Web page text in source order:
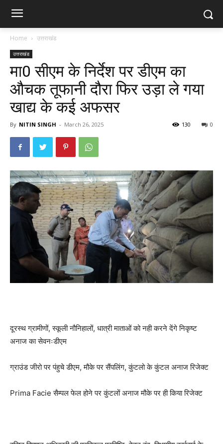
Home उत्तराखंड
उत्तराखंड
मा0 सीएम के निर्देश पर डीएम का
औचक तूफानी दौरा फिर उड़ा ले गया
खाद्य के कई अफसर
By NITIN SINGH - March 26, 2025 0
130
दूरस्थ ग्रामीणों, स्कूली नौनिहालों, धात्री माताओं को नही करने देंगे निकृष्ट
अनाज का सेवनःडीएम
ग्राउंड जीरो पर पंहुचे डीएम, मौके पर सैंपलिंग, कुंटलो के कुंटल अनाज रिजेक्ट
Prima Facie सैम्पल फेल होने पर कुंटलों अनाज मौके पर ही किया रिजेक्ट